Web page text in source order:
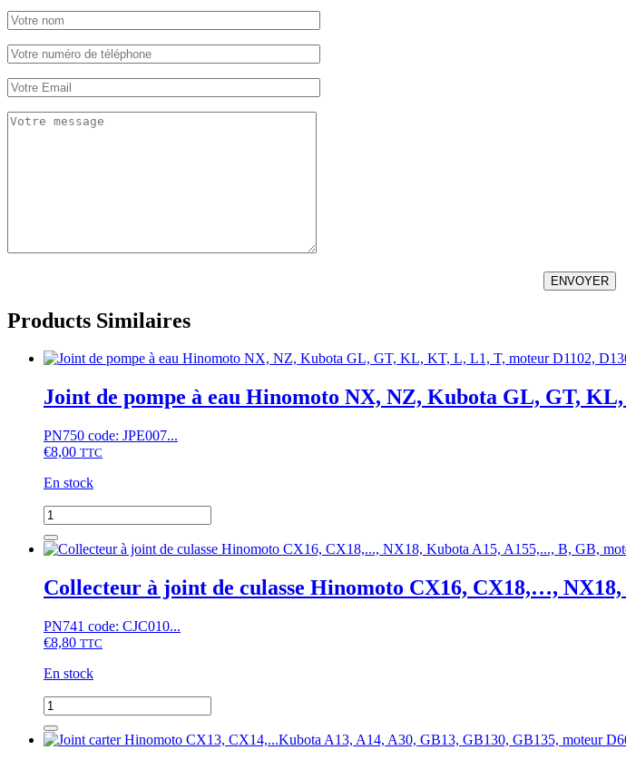
ENVOYER
Products Similaires
Joint de pompe à eau Hinomoto NX, NZ, Kubota GL, GT,
PN750 code: JPE007...
€8,00 TTC
En stock
quantité
de
Joint
pompe
à
Hinomoto
NX,
Kubota
GT,
KL,
KT,
Collecteur à joint de culasse Hinomoto CX16, CX18,…,
PN741 code: CJC010...
€8,80 TTC
En stock
quantité
de
Collecteur